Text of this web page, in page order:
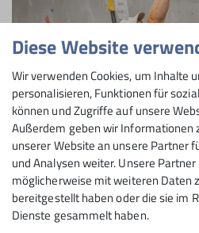
Teamwork makes the top
Du hast Fragen zu Kursen,
Diese Website
Wir verwenden Cookies, um Inhalte
personalisieren, Funktionen für
können und Zugriffe auf unsere
Außerdem geben wir Informationen
unserer Website an unsere Partner
und Analysen weiter. Unsere
möglicherweise mit weiteren Daten
bereitgestellt haben oder die sie im
Dienste gesammelt haben.